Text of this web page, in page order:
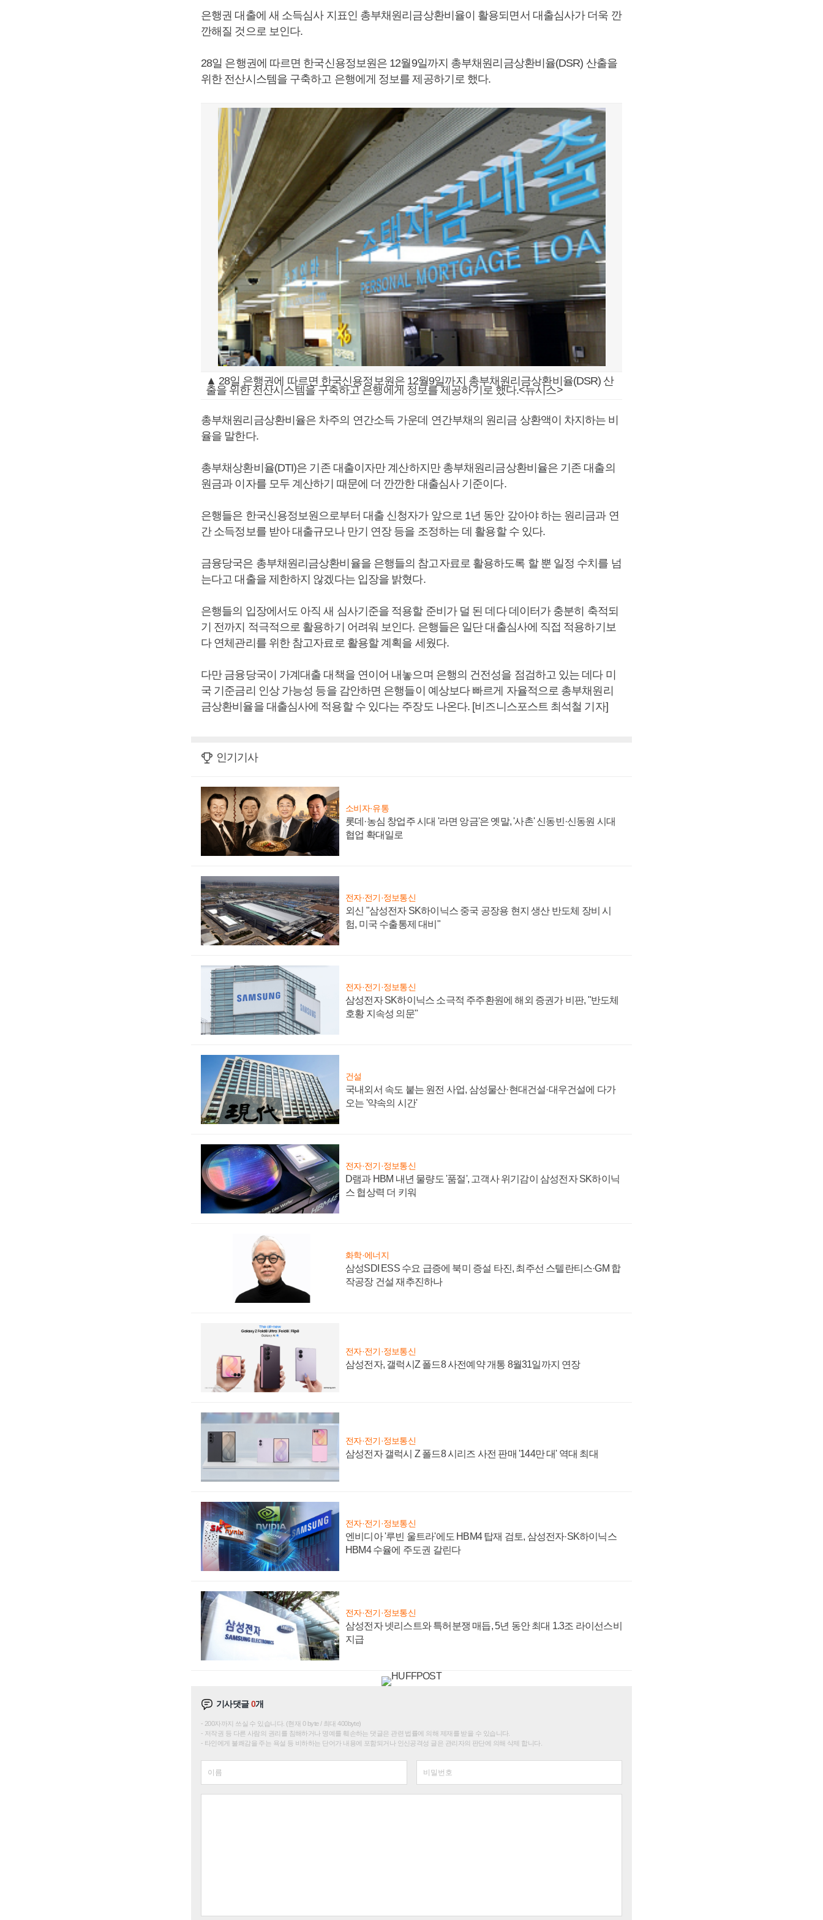
은행권 대출에 새 소득심사 지표인 총부채원리금상환비율이 활용되면서 대출심사가 더욱 깐
깐해질 것으로 보인다.
28일 은행권에 따르면 한국신용정보원은 12월9일까지 총부채원리금상환비율(DSR) 산출을
위한 전산시스템을 구축하고 은행에게 정보를 제공하기로 했다.
▲ 28일 은행권에 따르면 한국신용정보원은 12월9일까지 총부채원리금상환비율(DSR) 산
출을 위한 전산시스템을 구축하고 은행에게 정보를 제공하기로 했다.<뉴시스>
총부채원리금상환비율은 차주의 연간소득 가운데 연간부채의 원리금 상환액이 차지하는 비
율을 말한다.
총부채상환비율(DTI)은 기존 대출이자만 계산하지만 총부채원리금상환비율은 기존 대출의
원금과 이자를 모두 계산하기 때문에 더 깐깐한 대출심사 기준이다.
은행들은 한국신용정보원으로부터 대출 신청자가 앞으로 1년 동안 갚아야 하는 원리금과 연
간 소득정보를 받아 대출규모나 만기 연장 등을 조정하는 데 활용할 수 있다.
금융당국은 총부채원리금상환비율을 은행들의 참고자료로 활용하도록 할 뿐 일정 수치를 넘
는다고 대출을 제한하지 않겠다는 입장을 밝혔다.
은행들의 입장에서도 아직 새 심사기준을 적용할 준비가 덜 된 데다 데이터가 충분히 축적되
기 전까지 적극적으로 활용하기 어려워 보인다. 은행들은 일단 대출심사에 직접 적용하기보
다 연체관리를 위한 참고자료로 활용할 계획을 세웠다.
다만 금융당국이 가계대출 대책을 연이어 내놓으며 은행의 건전성을 점검하고 있는 데다 미
국 기준금리 인상 가능성 등을 감안하면 은행들이 예상보다 빠르게 자율적으로 총부채원리
금상환비율을 대출심사에 적용할 수 있다는 주장도 나온다. [비즈니스포스트 최석철 기자]
인기기사
소비자·유통
롯데·농심 창업주 시대 '라면 앙금'은 옛말, '사촌' 신동빈·신동원 시대
협업 확대일로
전자·전기·정보통신
외신 "삼성전자 SK하이닉스 중국 공장용 현지 생산 반도체 장비 시
험, 미국 수출통제 대비"
전자·전기·정보통신
삼성전자 SK하이닉스 소극적 주주환원에 해외 증권가 비판, "반도체
호황 지속성 의문"
건설
국내외서 속도 붙는 원전 사업, 삼성물산·현대건설·대우건설에 다가
오는 '약속의 시간'
전자·전기·정보통신
D램과 HBM 내년 물량도 '품절', 고객사 위기감이 삼성전자 SK하이닉
스 협상력 더 키워
화학·에너지
삼성SDI ESS 수요 급증에 북미 증설 타진, 최주선 스텔란티스·GM 합
작공장 건설 재추진하나
전자·전기·정보통신
삼성전자, 갤럭시Z 폴드8 사전예약 개통 8월31일까지 연장
전자·전기·정보통신
삼성전자 갤럭시 Z 폴드8 시리즈 사전 판매 '144만 대' 역대 최대
전자·전기·정보통신
엔비디아 '루빈 울트라'에도 HBM4 탑재 검토, 삼성전자·SK하이닉스
HBM4 수율에 주도권 갈린다
전자·전기·정보통신
삼성전자 넷리스트와 특허분쟁 매듭, 5년 동안 최대 1.3조 라이선스비
지급
기사댓글0개
200자까지 쓰실 수 있습니다. (현재 0 byte / 최대 400byte)
저작권 등 다른 사람의 권리를 침해하거나 명예를 훼손하는 댓글은 관련 법률에 의해 제재를 받을 수 있습니다.
타인에게 불쾌감을 주는 욕설 등 비하하는 단어가 내용에 포함되거나 인신공격성 글은 관리자의 판단에 의해 삭제 합니다.